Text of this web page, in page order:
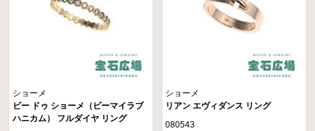
ショーメ
ビー ドゥ ショーメ（ビーマイラブ
ハニカム） フルダイヤ リング
ショーメ
リアン エヴィダンス リング
080543